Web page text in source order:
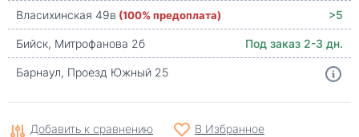
Власихинская 49в (100% предоплата)
>5
Бийск, Митрофанова 2б
Под заказ 2-3 дн.
Барнаул, Проезд Южный 25
Добавить к сравнению В Избранное